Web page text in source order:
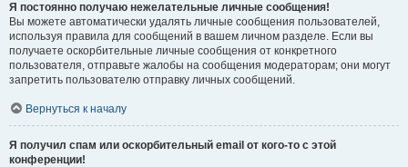
Я постоянно получаю нежелательные личные сообщения!
Вы можете автоматически удалять личные сообщения пользователей,
используя правила для сообщений в вашем личном разделе. Если вы
получаете оскорбительные личные сообщения от конкретного
пользователя, отправьте жалобы на сообщения модераторам; они могут
запретить пользователю отправку личных сообщений.
Вернуться к началу
Я получил спам или оскорбительный email от кого-то с этой
конференции!